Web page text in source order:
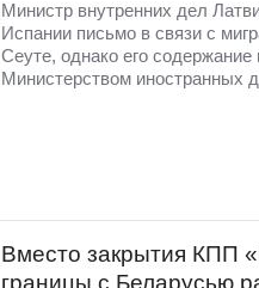
Министр внутренних дел
Испании письмо в связи с
Сеуте, однако его
Министерством иностранных
Вместо закрытия КПП
границы с Беларусью